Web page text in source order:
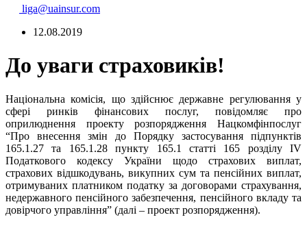
liga@uainsur.com
12.08.2019
До уваги страховиків!
Національна комісія, що здійснює державне регулювання у
сфері ринків фінансових послуг, повідомляє про
оприлюднення проекту розпорядження Нацкомфінпослуг
“Про внесення змін до Порядку застосування підпунктів
165.1.27 та 165.1.28 пункту 165.1 статті 165 розділу IV
Податкового кодексу України щодо страхових виплат,
страхових відшкодувань, викупних сум та пенсійних виплат,
отримуваних платником податку за договорами страхування,
недержавного пенсійного забезпечення, пенсійного вкладу та
довірчого управління” (далі – проект розпорядження).